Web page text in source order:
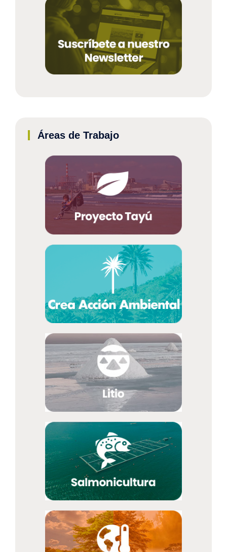
Áreas de Trabajo